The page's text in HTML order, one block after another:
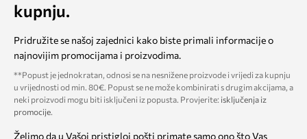
kupnju.
Pridružite se našoj zajednici kako biste primali informacije o
najnovijim promocijama i proizvodima.
**Popust je jednokratan, odnosi se na nesnižene proizvode i vrijedi za kupnju
u vrijednosti od min. 80€. Popust se ne može kombinirati s drugim akcijama, a
neki proizvodi mogu biti isključeni iz popusta. Provjerite: isključenja iz
promocije.
Želimo da u Vašoj pristigloj pošti primate samo ono što Vas